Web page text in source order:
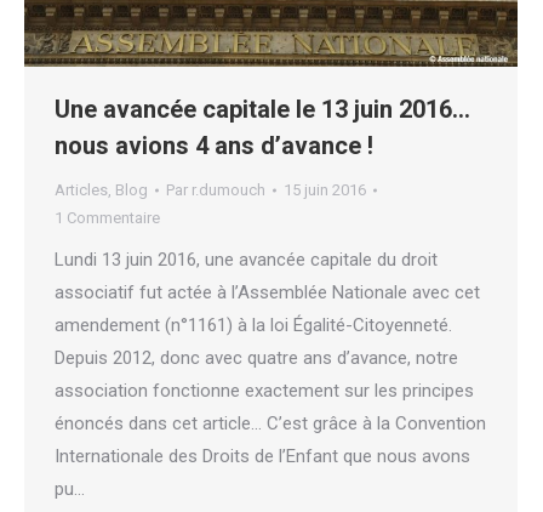
Une avancée capitale le 13 juin 2016…
nous avions 4 ans d’avance !
Articles, Blog Par r.dumouch
15 juin 2016
1 Commentaire
Lundi 13 juin 2016, une avancée capitale du droit
associatif fut actée à l’Assemblée Nationale avec cet
amendement (n°1161) à la loi Égalité-Citoyenneté.
Depuis 2012, donc avec quatre ans d’avance, notre
association fonctionne exactement sur les principes
énoncés dans cet article… C’est grâce à la Convention
Internationale des Droits de l’Enfant que nous avons
pu…